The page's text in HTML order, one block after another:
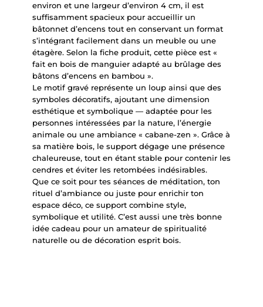
environ et une largeur d’environ 4 cm, il est
suffisamment spacieux pour accueillir un
bâtonnet d’encens tout en conservant un format
s’intégrant facilement dans un meuble ou une
étagère. Selon la fiche produit, cette pièce est «
fait en bois de manguier adapté au brûlage des
bâtons d’encens en bambou ».
Le motif gravé représente un loup ainsi que des
symboles décoratifs, ajoutant une dimension
esthétique et symbolique — adaptée pour les
personnes intéressées par la nature, l’énergie
animale ou une ambiance « cabane-zen ». Grâce à
sa matière bois, le support dégage une présence
chaleureuse, tout en étant stable pour contenir les
cendres et éviter les retombées indésirables.
Que ce soit pour tes séances de méditation, ton
rituel d’ambiance ou juste pour enrichir ton
espace déco, ce support combine style,
symbolique et utilité. C’est aussi une très bonne
idée cadeau pour un amateur de spiritualité
naturelle ou de décoration esprit bois.